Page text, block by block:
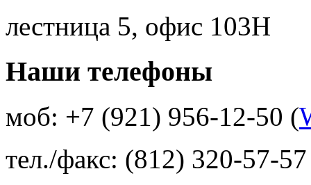
лестница 5, офис 103Н
Наши телефоны
моб: +7 (921) 956-12-50 (
тел./факс: (812) 320-57-57